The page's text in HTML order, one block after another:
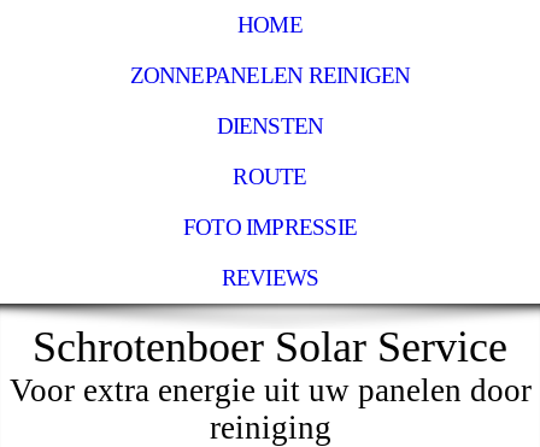
HOME
ZONNEPANELEN REINIGEN
DIENSTEN
ROUTE
FOTO IMPRESSIE
REVIEWS
Schrotenboer Solar Service
Voor extra energie uit uw panelen door
reiniging